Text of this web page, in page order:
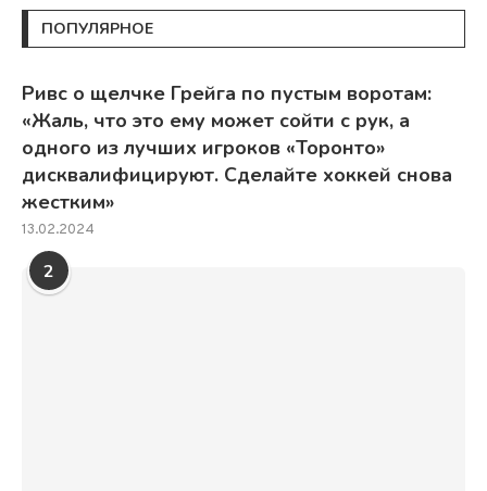
ПОПУЛЯРНОЕ
Ривс о щелчке Грейга по пустым воротам:
«Жаль, что это ему может сойти с рук, а
одного из лучших игроков «Торонто»
дисквалифицируют. Сделайте хоккей снова
жестким»
13.02.2024
2